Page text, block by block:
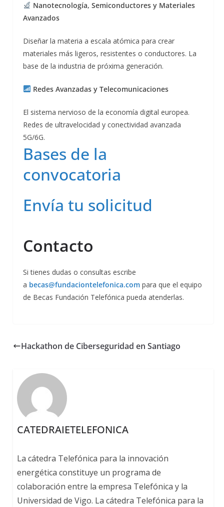
Nanotecnología, Semiconductores y Materiales
Avanzados
Diseñar la materia a escala atómica para crear
materiales más ligeros, resistentes o conductores. La
base de la industria de próxima generación.
Redes Avanzadas y Telecomunicaciones
El sistema nervioso de la economía digital europea.
Redes de ultravelocidad y conectividad avanzada
5G/6G.
Bases de la
convocatoria
Envía tu solicitud
Contacto
Si tienes dudas o consultas escribe
a becas@fundaciontelefonica.com para que el equipo
de Becas Fundación Telefónica pueda atenderlas.
Hackathon de Ciberseguridad en Santiago
CATEDRAIETELEFONICA
La cátedra Telefónica para la innovación
energética constituye un programa de
colaboración entre la empresa Telefónica y la
Universidad de Vigo. La cátedra Telefónica para la